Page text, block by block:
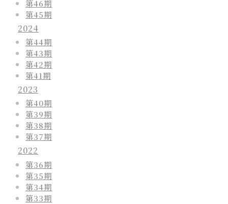
第46期
第45期
2024
第44期
第43期
第42期
第41期
2023
第40期
第39期
第38期
第37期
2022
第36期
第35期
第34期
第33期